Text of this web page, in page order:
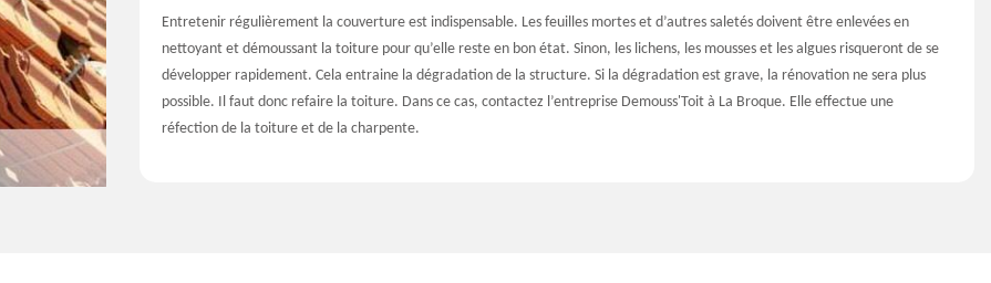
Entretenir régulièrement la couverture est indispensable. Les feuilles mortes et d’autres saletés doivent être enlevées en
nettoyant et démoussant la toiture pour qu’elle reste en bon état. Sinon, les lichens, les mousses et les algues risqueront de se
développer rapidement. Cela entraine la dégradation de la structure. Si la dégradation est grave, la rénovation ne sera plus
possible. Il faut donc refaire la toiture. Dans ce cas, contactez l’entreprise Demouss'Toit à La Broque. Elle effectue une
réfection de la toiture et de la charpente.